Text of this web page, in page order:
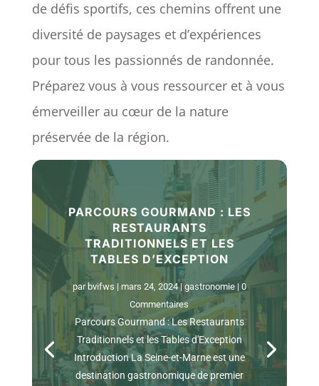
de défis sportifs, ces chemins offrent une
diversité de paysages et d’expériences
pour tous les passionnés de randonnée.
Préparez vous à vous ressourcer et à vous
émerveiller au cœur de la nature
préservée de la région.
PARCOURS GOURMAND : LES
RESTAURANTS
TRADITIONNELS ET LES
TABLES D’EXCEPTION
par bvifws | mars 24, 2024| gastronomie| 0
Commentaires
Parcours Gourmand : Les Restaurants
Traditionnels et les Tables d'Exception
Introduction La Seine-et-Marne est une
destination gastronomique de premier